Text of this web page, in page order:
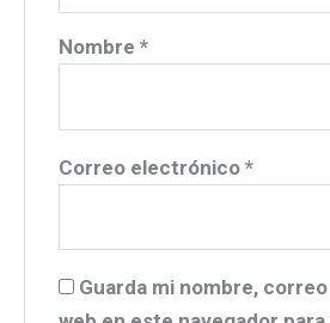
Nombre*
Correo electrónico*
Guarda mi nombre,